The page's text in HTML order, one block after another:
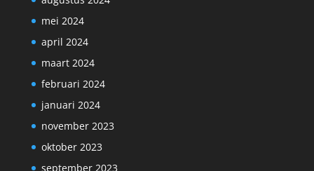
mei 2024
april 2024
maart 2024
februari 2024
januari 2024
november 2023
oktober 2023
september 2023